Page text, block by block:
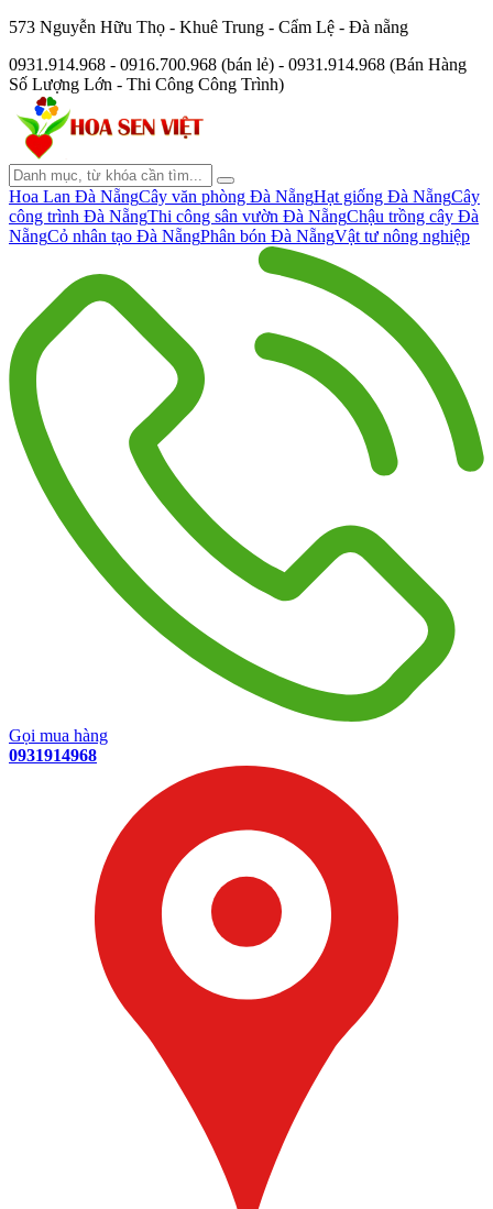
573 Nguyễn Hữu Thọ - Khuê Trung - Cẩm Lệ - Đà nẵng
0931.914.968 - 0916.700.968 (bán lẻ) - 0931.914.968 (Bán Hàng
Số Lượng Lớn - Thi Công Công Trình)
Hoa Lan Đà NẵngCây văn phòng Đà NẵngHạt giống Đà NẵngCây
công trình Đà NẵngThi công sân vườn Đà NẵngChậu trồng cây Đà
NẵngCỏ nhân tạo Đà NẵngPhân bón Đà NẵngVật tư nông nghiệp
Gọi mua hàng
0931914968